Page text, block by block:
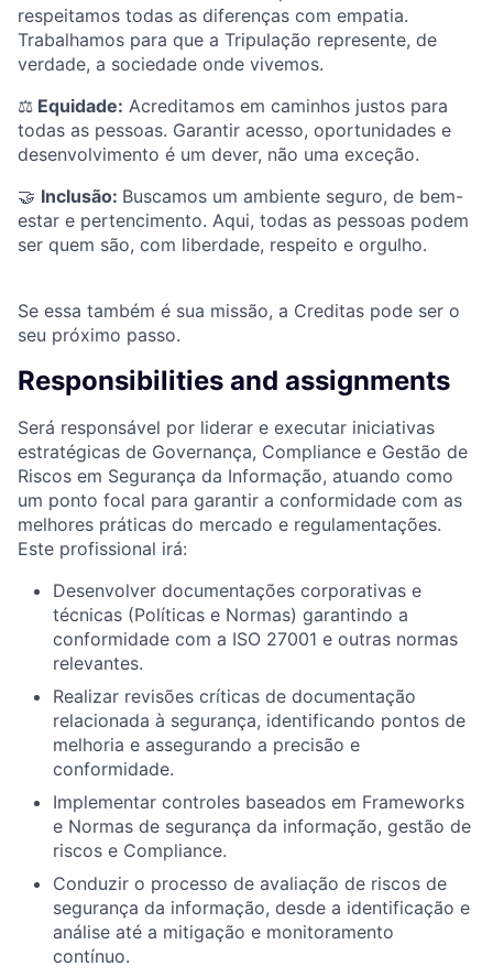
respeitamos todas as diferenças com empatia.
Trabalhamos para que a Tripulação represente, de
verdade, a sociedade onde vivemos.
⚖️ Equidade: Acreditamos em caminhos justos para
todas as pessoas. Garantir acesso, oportunidades e
desenvolvimento é um dever, não uma exceção.
🤝 Inclusão: Buscamos um ambiente seguro, de bem-
estar e pertencimento. Aqui, todas as pessoas podem
ser quem são, com liberdade, respeito e orgulho.
Se essa também é sua missão, a Creditas pode ser o
seu próximo passo.
Responsibilities and assignments
Será responsável por liderar e executar iniciativas
estratégicas de Governança, Compliance e Gestão de
Riscos em Segurança da Informação, atuando como
um ponto focal para garantir a conformidade com as
melhores práticas do mercado e regulamentações.
Este profissional irá:
Desenvolver documentações corporativas e
técnicas (Políticas e Normas) garantindo a
conformidade com a ISO 27001 e outras normas
relevantes.
Realizar revisões críticas de documentação
relacionada à segurança, identificando pontos de
melhoria e assegurando a precisão e
conformidade.
Implementar controles baseados em Frameworks
e Normas de segurança da informação, gestão de
riscos e Compliance.
Conduzir o processo de avaliação de riscos de
segurança da informação, desde a identificação e
análise até a mitigação e monitoramento
contínuo.